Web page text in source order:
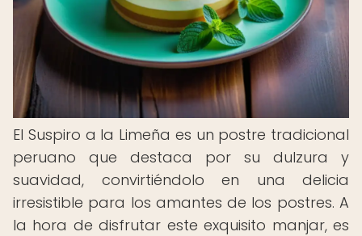
El Suspiro a la Limeña es un postre tradicional
peruano que destaca por su dulzura y
suavidad, convirtiéndolo en una delicia
irresistible para los amantes de los postres. A
la hora de disfrutar este exquisito manjar, es